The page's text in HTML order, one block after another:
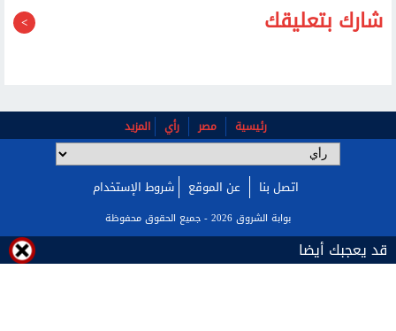
قد يعجبك أيضا
شارك بتعليقك
رئيسية مصر رأي المزيد
اتصل بنا عن الموقع شروط الإستخدام
بوابة الشروق 2026 - جميع الحقوق محفوظة